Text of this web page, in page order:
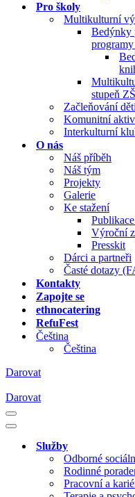
Pro školy
Multikulturní
Bedýnky
stupeň
Začleňování
Komunitní
Interkulturní
O nás
Náš příběh
Náš tým
Projekty
Galerie
Ke stažení
Výroční
Presskit
Dárci a partneři
Časté dotazy
Kontakty
Zapojte se
ethnocatering
RefuFest
Čeština
Čeština
Darovat
Darovat
Navigační
menu
Navigační
Služby
Odborné
Rodinné
Pracovní a